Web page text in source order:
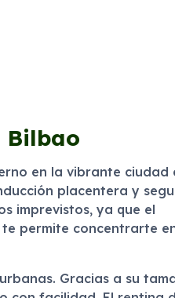
Bilbao
en la vibrante ciudad
placentera y
imprevistos, ya que el
permite concentrarte
Gracias a su